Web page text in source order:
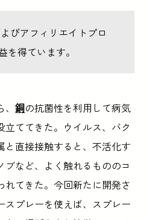
びアフィリエイトプロ
を得ています。
、銅の抗菌性を利用して病気
ててきた。ウイルス、バク
と直接接触すると、不活化す
など、よく触れるもののコ
れてきた。今回新たに開発さ
スプレーを使えば、スプレー